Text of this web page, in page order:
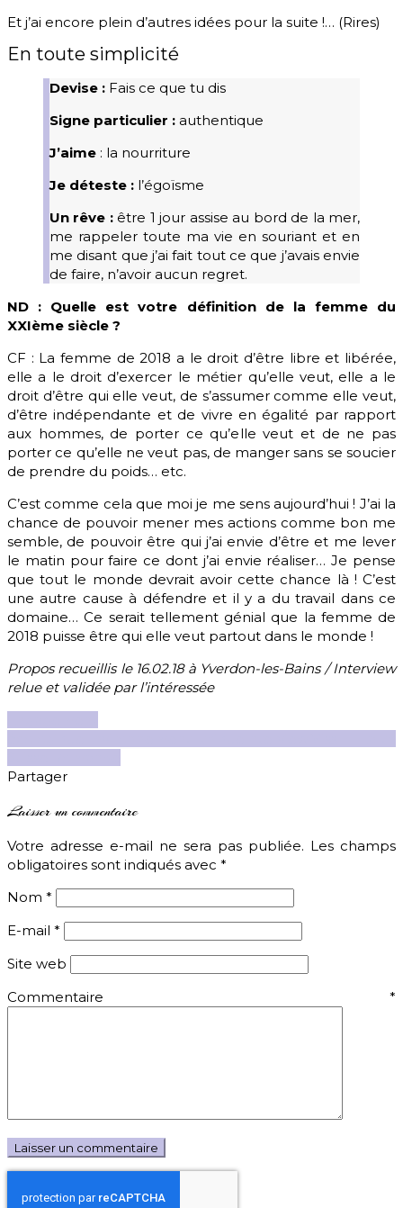
Et j’ai encore plein d’autres idées pour la suite !… (Rires)
En toute simplicité
Devise : Fais ce que tu dis
Signe particulier : authentique
J’aime : la nourriture
Je déteste : l’égoïsme
Un rêve : être 1 jour assise au bord de la mer,
me rappeler toute ma vie en souriant et en
me disant que j’ai fait tout ce que j’avais envie
de faire, n’avoir aucun regret.
ND : Quelle est votre définition de la femme du
XXIème siècle ?
CF : La femme de 2018 a le droit d’être libre et libérée,
elle a le droit d’exercer le métier qu’elle veut, elle a le
droit d’être qui elle veut, de s’assumer comme elle veut,
d’être indépendante et de vivre en égalité par rapport
aux hommes, de porter ce qu’elle veut et de ne pas
porter ce qu’elle ne veut pas, de manger sans se soucier
de prendre du poids… etc.
C’est comme cela que moi je me sens aujourd’hui ! J’ai la
chance de pouvoir mener mes actions comme bon me
semble, de pouvoir être qui j’ai envie d’être et me lever
le matin pour faire ce dont j’ai envie réaliser… Je pense
que tout le monde devrait avoir cette chance là ! C’est
une autre cause à défendre et il y a du travail dans ce
domaine… Ce serait tellement génial que la femme de
2018 puisse être qui elle veut partout dans le monde !
Propos recueillis le 16.02.18 à Yverdon-les-Bains / Interview
relue et validée par l’intéressée
Partager
Laisser un commentaire
Votre adresse e-mail ne sera pas publiée. Les champs
obligatoires sont indiqués avec *
Nom *
E-mail *
Site web
Commentaire *